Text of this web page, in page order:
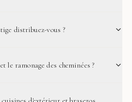
distribuez-vous ?
le ramonage des cheminées ?